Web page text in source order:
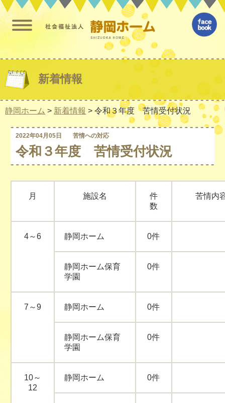
新着情報
静岡ホーム > 新着情報 >令和３年度 苦情受付状況
2022年04月05日 苦情への対応
令和３年度 苦情受付状況
月 施設名
件
数
苦情内
4～6 静岡ホーム 0件
静岡ホーム保育
学園
0件
7～9 静岡ホーム 0件
静岡ホーム保育
学園
0件
10～
12
静岡ホーム 0件